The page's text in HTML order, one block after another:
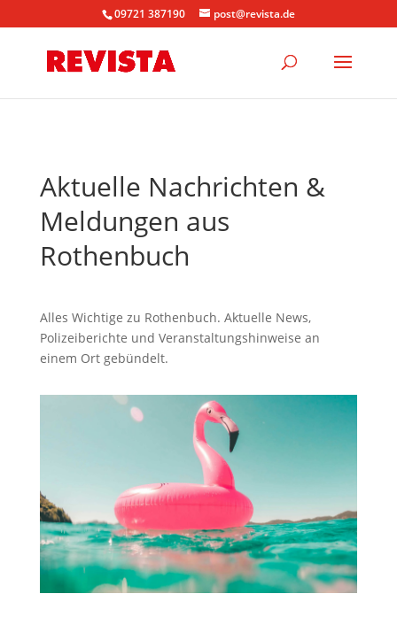
09721 387190 post@revista.de
Aktuelle Nachrichten &
Meldungen aus
Rothenbuch
Alles Wichtige zu Rothenbuch. Aktuelle News,
Polizeiberichte und Veranstaltungshinweise an
einem Ort gebündelt.